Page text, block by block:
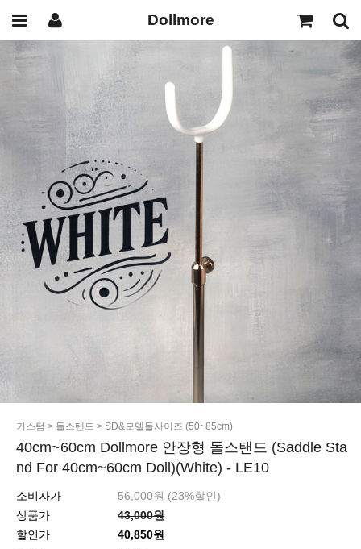
Dollmore
커스텀 > 돌스탠드 > SD&모델돌사이즈 (50~85cm)
40cm~60cm Dollmore 안장형 돌스탠드 (Saddle Sta
nd For 40cm~60cm Doll)(White) - LE10
소비자가 56,000원 (23%할인)
상품가
43,000원
할인가
40,850원